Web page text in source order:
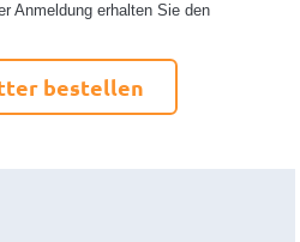
Anmeldung erhalten Sie den
bestellen